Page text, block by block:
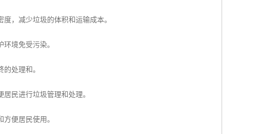
，减少垃圾的体积和运输成本。
境免受污染。
处理和。
民进行垃圾管理和处理。
便居民使用。